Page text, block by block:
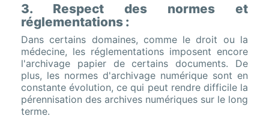
3. Respect des normes et
réglementations :
Dans certains domaines, comme le droit ou la
médecine, les réglementations imposent encore
l'archivage papier de certains documents. De
plus, les normes d'archivage numérique sont en
constante évolution, ce qui peut rendre difficile la
pérennisation des archives numériques sur le long
terme.